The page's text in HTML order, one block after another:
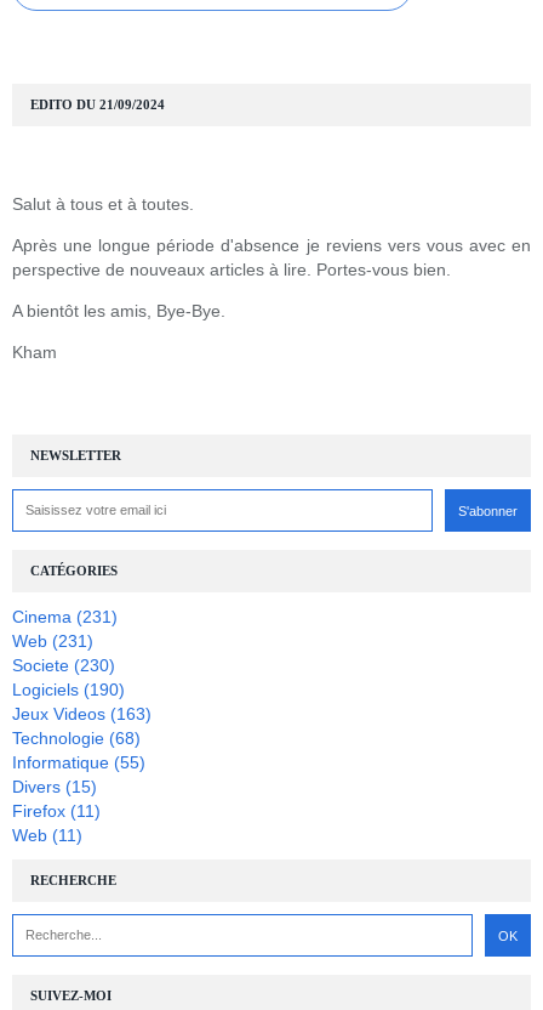
NEWSLETTER
SUIVEZ-MOI
RECHERCHE
CATÉGORIES
Cinema (231)
Web (231)
Societe (230)
Logiciels (190)
Jeux Videos (163)
Technologie (68)
Informatique (55)
Divers (15)
Firefox (11)
Web (11)
EDITO DU 21/09/2024
Salut à tous et à toutes.
Après une longue période d'absence je reviens vers vous avec en
perspective de nouveaux articles à lire. Portes-vous bien.
A bientôt les amis, Bye-Bye.
Kham